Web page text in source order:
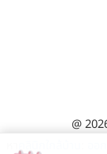
@
คลินิกใกล้บ้าน